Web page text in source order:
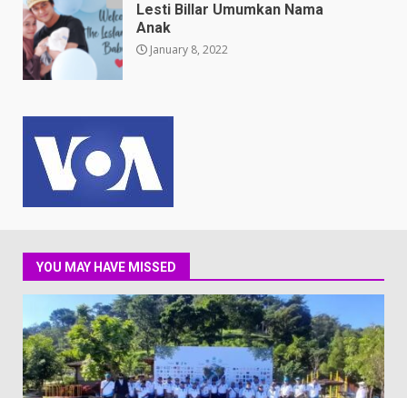
Lesti Billar Umumkan Nama
Anak
January 8, 2022
YOU MAY HAVE MISSED